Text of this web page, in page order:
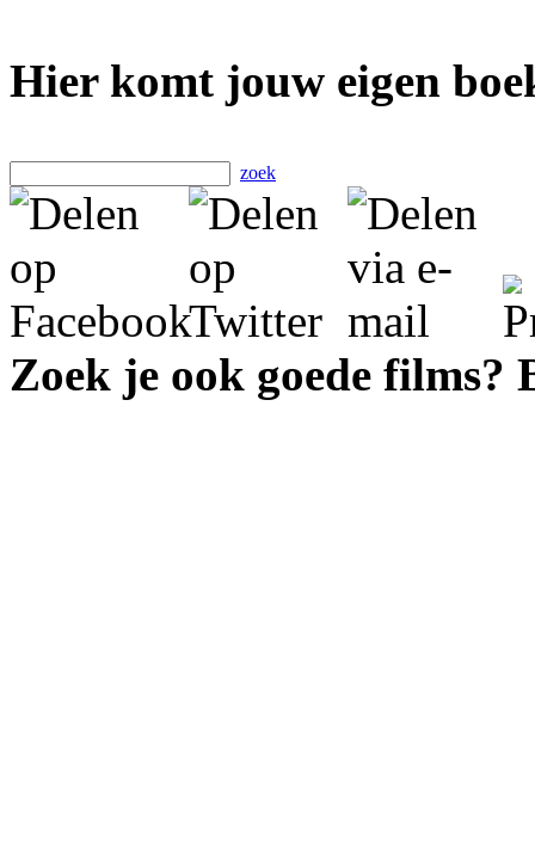
Hier komt jouw eigen
zoek
Zoek je ook goede films?